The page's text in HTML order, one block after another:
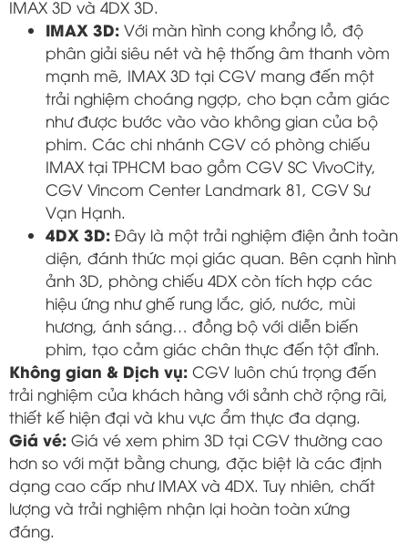
IMAX 3D và 4DX 3D.
IMAX 3D: Với màn hình cong khổng lồ, độ
phân giải siêu nét và hệ thống âm thanh vòm
mạnh mẽ, IMAX 3D tại CGV mang đến một
trải nghiệm choáng ngợp, cho bạn cảm giác
như được bước vào vào không gian của bộ
phim. Các chi nhánh CGV có phòng chiếu
IMAX tại TPHCM bao gồm CGV SC VivoCity,
CGV Vincom Center Landmark 81, CGV Sư
Vạn Hạnh.
4DX 3D: Đây là một trải nghiệm điện ảnh toàn
diện, đánh thức mọi giác quan. Bên cạnh hình
ảnh 3D, phòng chiếu 4DX còn tích hợp các
hiệu ứng như ghế rung lắc, gió, nước, mùi
hương, ánh sáng… đồng bộ với diễn biến
phim, tạo cảm giác chân thực đến tột đỉnh.
Không gian & Dịch vụ: CGV luôn chú trọng đến
trải nghiệm của khách hàng với sảnh chờ rộng rãi,
thiết kế hiện đại và khu vực ẩm thực đa dạng.
Giá vé: Giá vé xem phim 3D tại CGV thường cao
hơn so với mặt bằng chung, đặc biệt là các định
dạng cao cấp như IMAX và 4DX. Tuy nhiên, chất
lượng và trải nghiệm nhận lại hoàn toàn xứng
đáng.